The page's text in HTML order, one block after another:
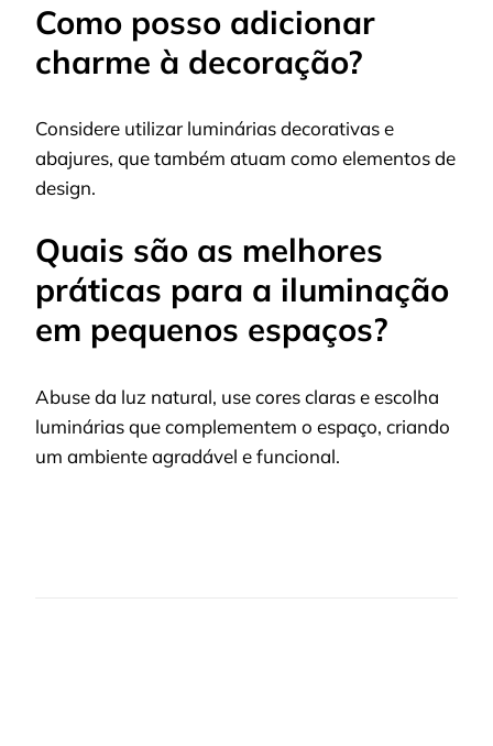
Como posso adicionar
charme à decoração?
Considere utilizar luminárias decorativas e
abajures, que também atuam como elementos de
design.
Quais são as melhores
práticas para a iluminação
em pequenos espaços?
Abuse da luz natural, use cores claras e escolha
luminárias que complementem o espaço, criando
um ambiente agradável e funcional.